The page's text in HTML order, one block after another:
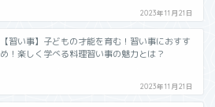
2023年11月21日
【習い事】子どもの才能を育む！習い事におすす
め！楽しく学べる料理習い事の魅力とは？
2023年11月21日